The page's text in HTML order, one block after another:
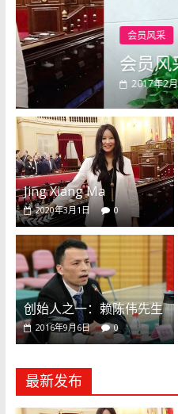
会员风采
会员风采：陈小丽
2017年2月8日 admin
Jing Xiang Ma
2020年3月1日 0
创始人之一：赖陈伟先生
2016年9月6日 0
最新发布